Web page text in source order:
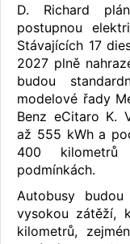
D. Richard
postupnou
Stávajících 17
2027 plně
budou
modelové řady
Benz eCitaro K.
až 555 kWh a
400
podmínkách.
Autobusy
vysokou zátěží,
kilometrů,